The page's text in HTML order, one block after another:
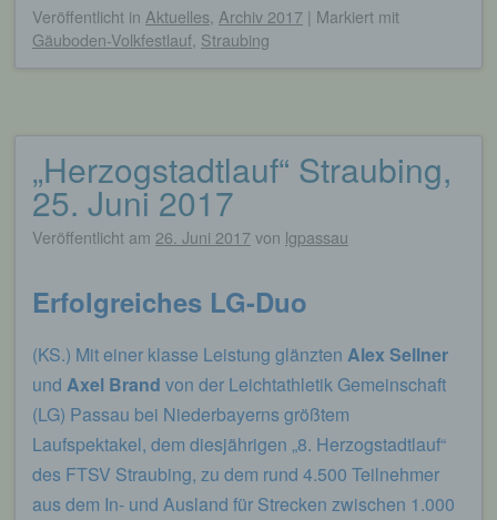
Veröffentlicht in Aktuelles Archiv 2017 | Markiert mit
Gäuboden-Volkfestlauf Straubing
„Herzogstadtlauf“ Straubing,
25. Juni 2017
Veröffentlicht am 26. Juni 2017 von lgpassau
Erfolgreiches LG-Duo
(KS.) Mit einer klasse Leistung glänzten Alex Sellner
und Axel Brand von der Leichtathletik Gemeinschaft
(LG) Passau bei Niederbayerns größtem
Laufspektakel, dem diesjährigen „8. Herzogstadtlauf“
des FTSV Straubing, zu dem rund 4.500 Teilnehmer
aus dem In- und Ausland für Strecken zwischen 1.000
diese Daten im Bedarfsfall ermöglichen,
begangene Straftaten aufzuklären. Insofern ist die
Speicherung dieser Daten zur Absicherung des für
der Strafverfolgung dient.
Die Registrierung der betroffenen Person unter
freiwilliger Angabe personenbezogener Daten
dient dem für die Verarbeitung Verantwortlichen
Leistungen anzubieten, die aufgrund der Natur der
Sache nur registrierten Benutzern angeboten
Möglichkeit frei, die bei der Registrierung
angegebenen personenbezogenen Daten
jederzeit abzuändern oder vollständig aus dem
Datenbestand des für die Verarbeitung
Verantwortlichen löschen zu lassen.
Der für die Verarbeitung Verantwortliche erteilt
jeder betroffenen Person jederzeit auf Anfrage